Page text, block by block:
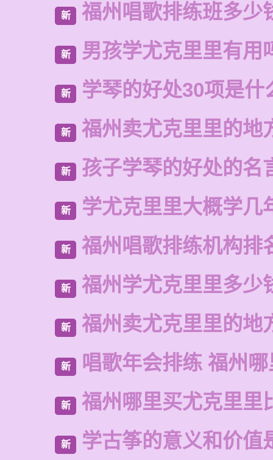
新 福州唱歌排练班多少
新 男孩学尤克里里有用
新 学琴的好处30项是什
新 福州卖尤克里里的地
新 孩子学琴的好处的名
新 学尤克里里大概学几
新 福州唱歌排练机构排
新 福州学尤克里里多少
新 福州卖尤克里里的地
新 唱歌年会排练 福州
新 福州哪里买尤克里里
新 学古筝的意义和价值